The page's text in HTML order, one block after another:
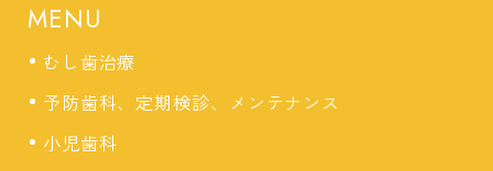
MENU
むし歯治療
予防歯科、定期検診、メンテナンス
小児歯科